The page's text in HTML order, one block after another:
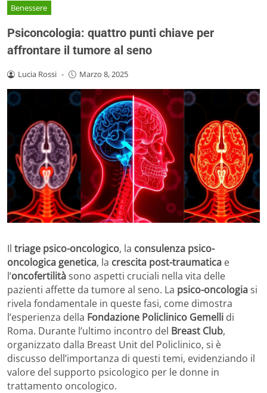
Benessere
Psiconcologia: quattro punti chiave per
affrontare il tumore al seno
Lucia Rossi - Marzo 8, 2025
Il triage psico-oncologico, la consulenza psico-
oncologica genetica, la crescita post-traumatica e
l’oncofertilitàsono aspetti cruciali nella vita delle
pazienti affette da tumore al seno. La psico-oncologiasi
rivela fondamentale in queste fasi, come dimostra
l’esperienza della Fondazione Policlinico Gemelli di
Roma. Durante l’ultimo incontro del Breast Club,
organizzato dalla Breast Unit del Policlinico, si è
discusso dell’importanza di questi temi, evidenziando il
valore del supporto psicologico per le donne in
trattamento oncologico.